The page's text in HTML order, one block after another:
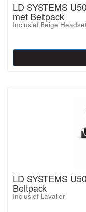
LD SYSTEMS
met Beltpack
Inclusief Beige Headset
LD SYSTEMS
Beltpack
Inclusief Lavalier